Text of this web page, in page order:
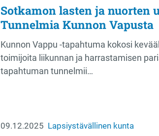
Sotkamon lasten ja nuorten
Tunnelmia Kunnon Vapusta
Kunnon Vappu -tapahtuma kokosi
toimijoita liikunnan ja harrastamisen
tapahtuman tunnelmii…
09.12.2025 Lapsiystävällinen kunta